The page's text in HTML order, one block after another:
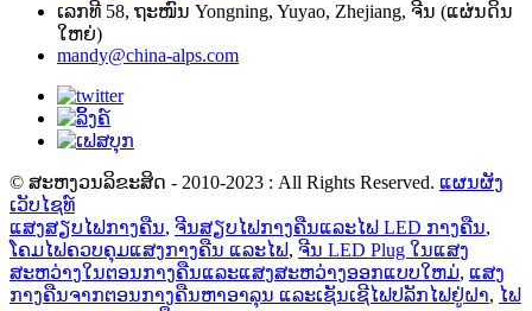
ເລກທີ 58, ຖະໜົນ Yongning, Yuyao, Zhejiang, ຈີນ (ແຜ່ນດິນ
ໃຫຍ່)
mandy@china-alps.com
© ສະຫງວນລິຂະສິດ - 2010-2023 : All Rights Reserved. ແຜນຜັງ
ເວັບໄຊທ໌
ແສງສຽບໄຟກາງຄືນ, ຈີນສຽບໄຟກາງຄືນແລະໄຟ LED ກາງຄືນ,
ໂຄມໄຟຄວບຄຸມແສງກາງຄືນ ແລະໄຟ, ຈີນ LED Plug ໃນແສງ
ສະຫວ່າງໃນຕອນກາງຄືນແລະແສງສະຫວ່າງອອກແບບໃຫມ່, ແສງ
ກາງຄືນຈາກຕອນກາງຄືນຫາອາລຸນ ແລະເຊັນເຊີໄຟປລັກໄຟຢູ່ຝາ, ໄຟ